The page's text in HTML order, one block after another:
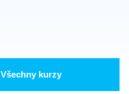
Všechny kurzy